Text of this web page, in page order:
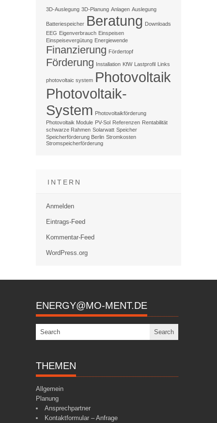
3D-Auslegung 3D-Planung Anlagen Auslegung
Batteriespeicher Beratung Downloads
EEG Eigenverbrauch Einspeisen
Einspeisevergütung Energiewende
Finanzierung Fördertopf
Förderung Installation KfW Lastprofil Links
photovoltaic system Photovoltaik
Photovoltaik-
System Photovoltaikförderung
Photovoltaik Module PV-Sol Referenzen Rentabilität
schwarze Rahmen Solarwatt Speicher
Speicherförderung Berlin Stromkosten
Stromspeicherförderung
INTERN
Anmelden
Eintrags-Feed
Kommentar-Feed
WordPress.org
ENERGY@MO-MENT.DE
THEMEN
Allgemein
Planung
Ansprechpartner
Kontaktformular – Anfrage